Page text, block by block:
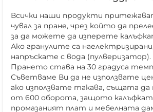
Всички наши продукти
чувал за пране, чрез който да
за да можете да изперете
Ако гранулите са
напръскате с вода (пулверизатор).
Прането става на 30 градуса
Съветваме Ви да не използвате
ако използвате такава, същата да
от 600 оборота, защото
промазаният плат и мебелната